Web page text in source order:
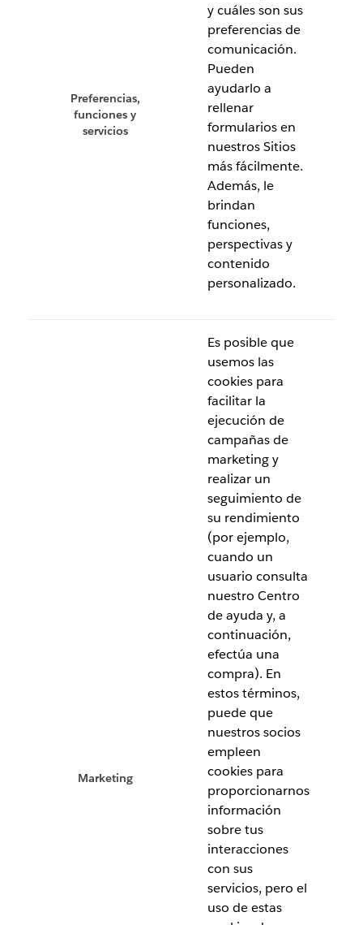
Preferencias,
funciones y
servicios
y cuáles son sus
preferencias de
comunicación.
Pueden
ayudarlo a
rellenar
formularios en
nuestros Sitios
más fácilmente.
Además, le
brindan
funciones,
perspectivas y
contenido
personalizado.
Marketing
Es posible que
usemos las
cookies para
facilitar la
ejecución de
campañas de
marketing y
realizar un
seguimiento de
su rendimiento
(por ejemplo,
cuando un
usuario consulta
nuestro Centro
de ayuda y, a
continuación,
efectúa una
compra). En
estos términos,
puede que
nuestros socios
empleen
cookies para
proporcionarnos
información
sobre tus
interacciones
con sus
servicios, pero el
uso de estas